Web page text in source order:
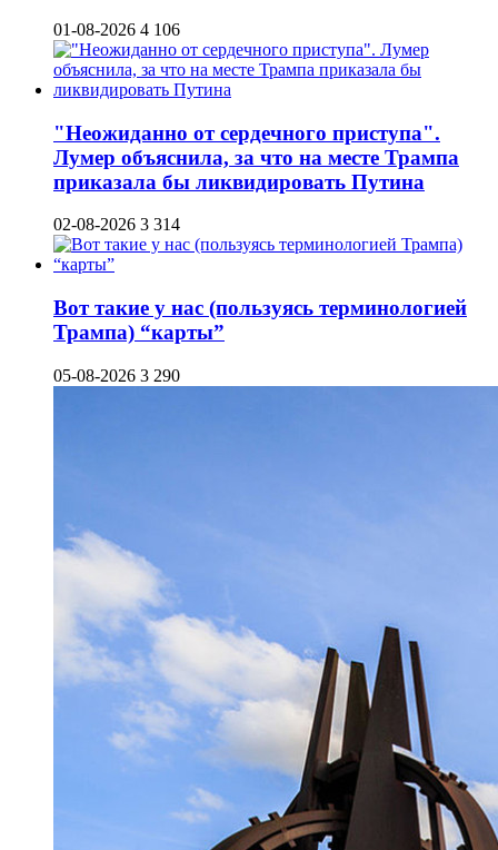
01-08-2026 4 106
"Неожиданно от сердечного приступа".
Лумер объяснила, за что на месте Трампа
приказала бы ликвидировать Путина
02-08-2026 3 314
Вот такие у нас (пользуясь терминологией
Трампа) “карты”
05-08-2026 3 290